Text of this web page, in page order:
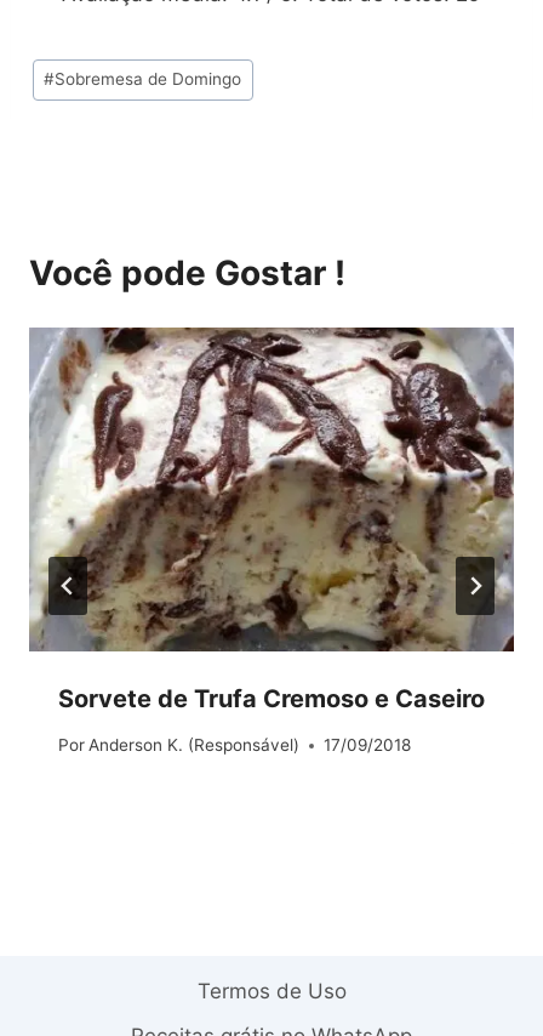
Tags
do
#Sobremesa de Domingo
Você pode Gostar !
Sorvete de Trufa Cremoso e Caseiro
Por Anderson K. (Responsável) 17/09/2018
Termos de Uso